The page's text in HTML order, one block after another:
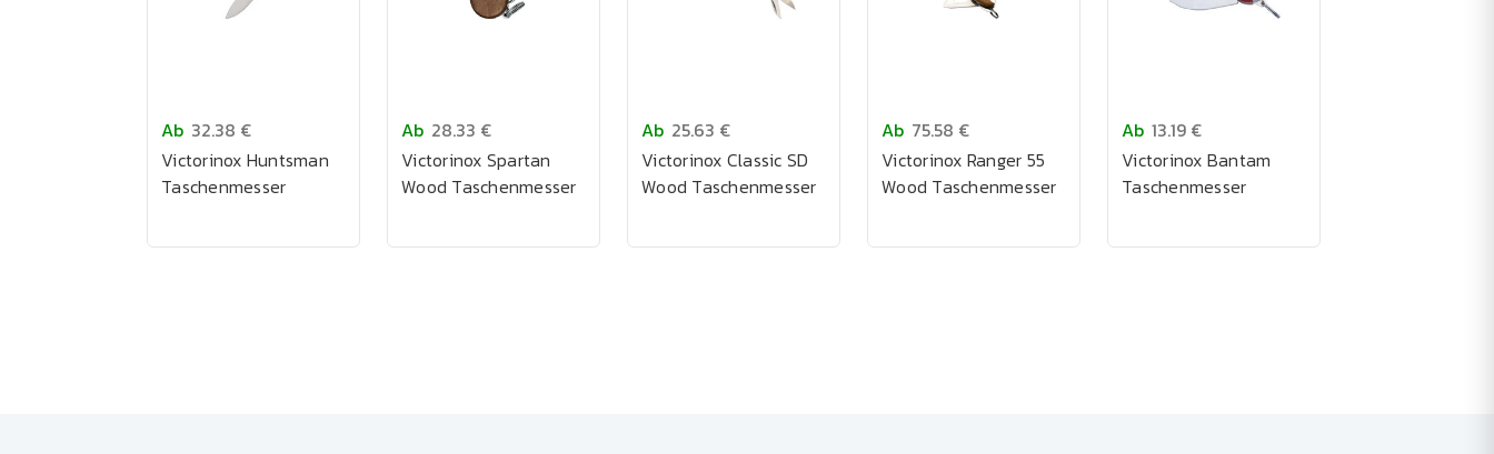
Ab 32.38 €
Victorinox Huntsman
Taschenmesser
Ab 28.33 €
Victorinox Spartan
Wood Taschenmesser
Ab 25.63 €
Victorinox Classic SD
Wood Taschenmesser
Ab 75.58 €
Victorinox Ranger 55
Wood Taschenmesser
Ab 13.19 €
Victorinox Bantam
Taschenmesser